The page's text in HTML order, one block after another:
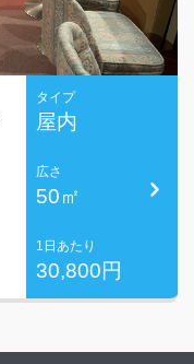
タイプ
屋内
広さ
50㎡
1日あたり
30,800円